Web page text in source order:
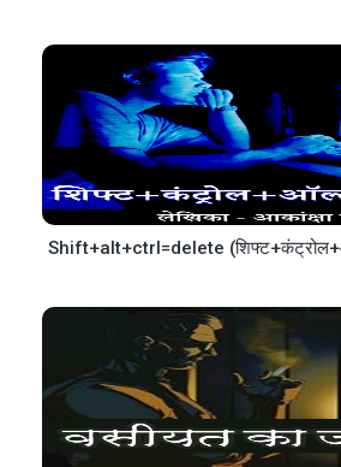
Shift+alt+ctrl=delete